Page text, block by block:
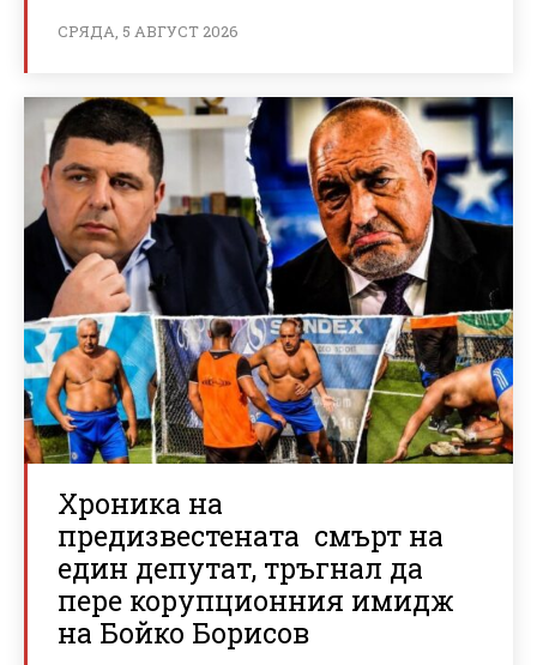
СРЯДА, 5 АВГУСТ 2026
Хроника на
предизвестената смърт на
един депутат, тръгнал да
пере корупционния имидж
на Бойко Борисов